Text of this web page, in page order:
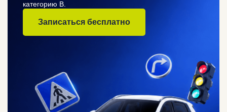
категорию B.
Записаться бесплатно